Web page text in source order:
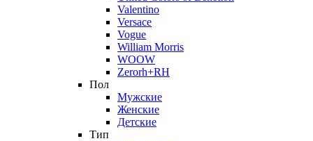
Valentino
Versace
Vogue
William Morris
WOOW
Zerorh+RH
Пол
Мужские
Женские
Детские
Тип